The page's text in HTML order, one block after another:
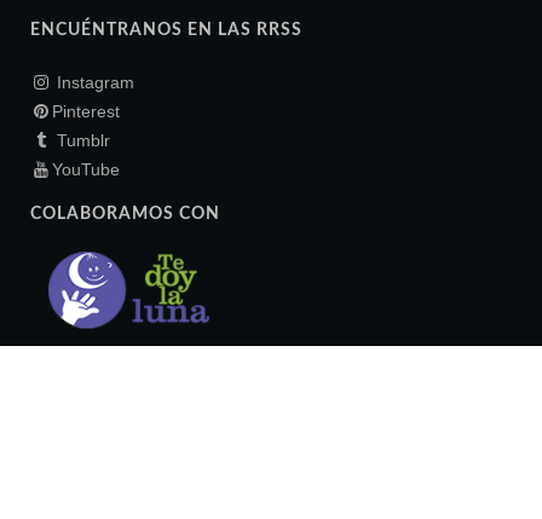
ENCUÉNTRANOS EN LAS RRSS
Instagram
Pinterest
Tumblr
YouTube
COLABORAMOS CON